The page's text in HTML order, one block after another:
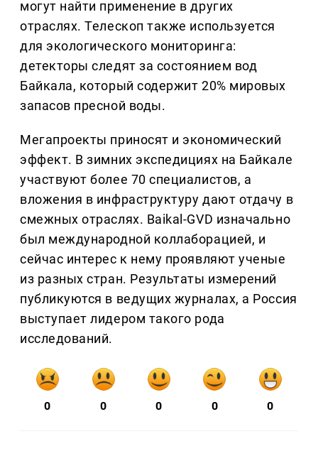
могут найти применение в других
отраслях. Телескоп также используется
для экологического мониторинга:
детекторы следят за состоянием вод
Байкала, который содержит 20% мировых
запасов пресной воды.
Мегапроекты приносят и экономический
эффект. В зимних экспедициях на Байкале
участвуют более 70 специалистов, а
вложения в инфраструктуру дают отдачу в
смежных отраслях. Baikal-GVD изначально
был международной коллаборацией, и
сейчас интерес к нему проявляют ученые
из разных стран. Результаты измерений
публикуются в ведущих журналах, а Россия
выступает лидером такого рода
исследований.
0 0 0 0 0